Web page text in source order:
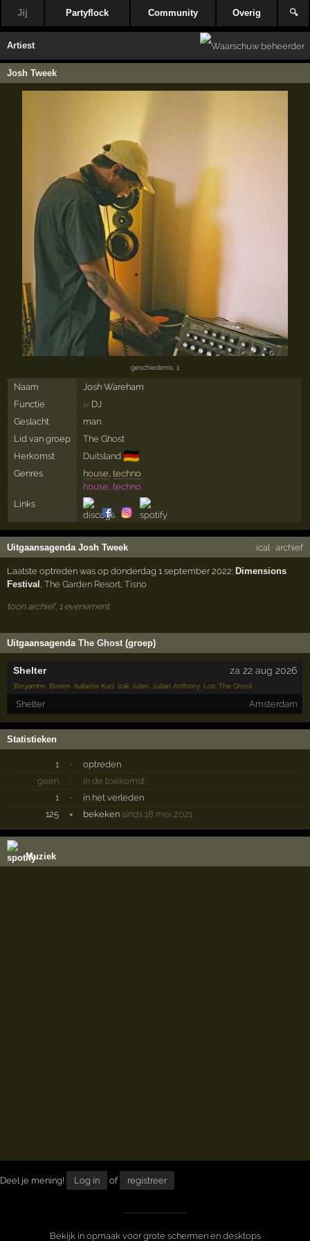
Jij Partyflock Community Overig 🔍
Artiest
Josh Tweek
geschiedenis: 1
Naam
Josh Wareham
Functie
1× DJ
Geslacht
man
Lid van groep
The Ghost
Herkomst
Duitsland 🇩🇪
Genres house techno
house, techno
Links
Uitgaansagenda Josh Tweek ical · archief
Laatste optreden was op donderdag 1 september 2022: Dimensions
Festival
,The Garden Resort ,Tisno
toon archief, 1 evenement
UitgaansagendaThe Ghost (groep)
Shelter za 22 aug 2026
Binyamhn Borren Isabelle Koci Izak Jules Julian Anthony Lori ,The Ghost
Shelter Amsterdam
Statistieken
1 ·
optreden
geen
·
in de toekomst
1
·
in het verleden
125
× bekeken sinds 18 mei 2021
Muziek
Deel je mening! Log in of registreer
Bekijk in opmaak voor grote schermen en desktops